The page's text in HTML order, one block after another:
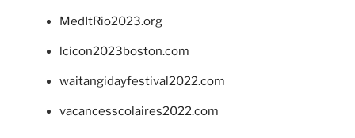
MedItRio2023.org
lcicon2023boston.com
waitangidayfestival2022.com
vacancesscolaires2022.com